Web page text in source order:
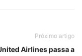
Próximo artigo
Airlines passa a